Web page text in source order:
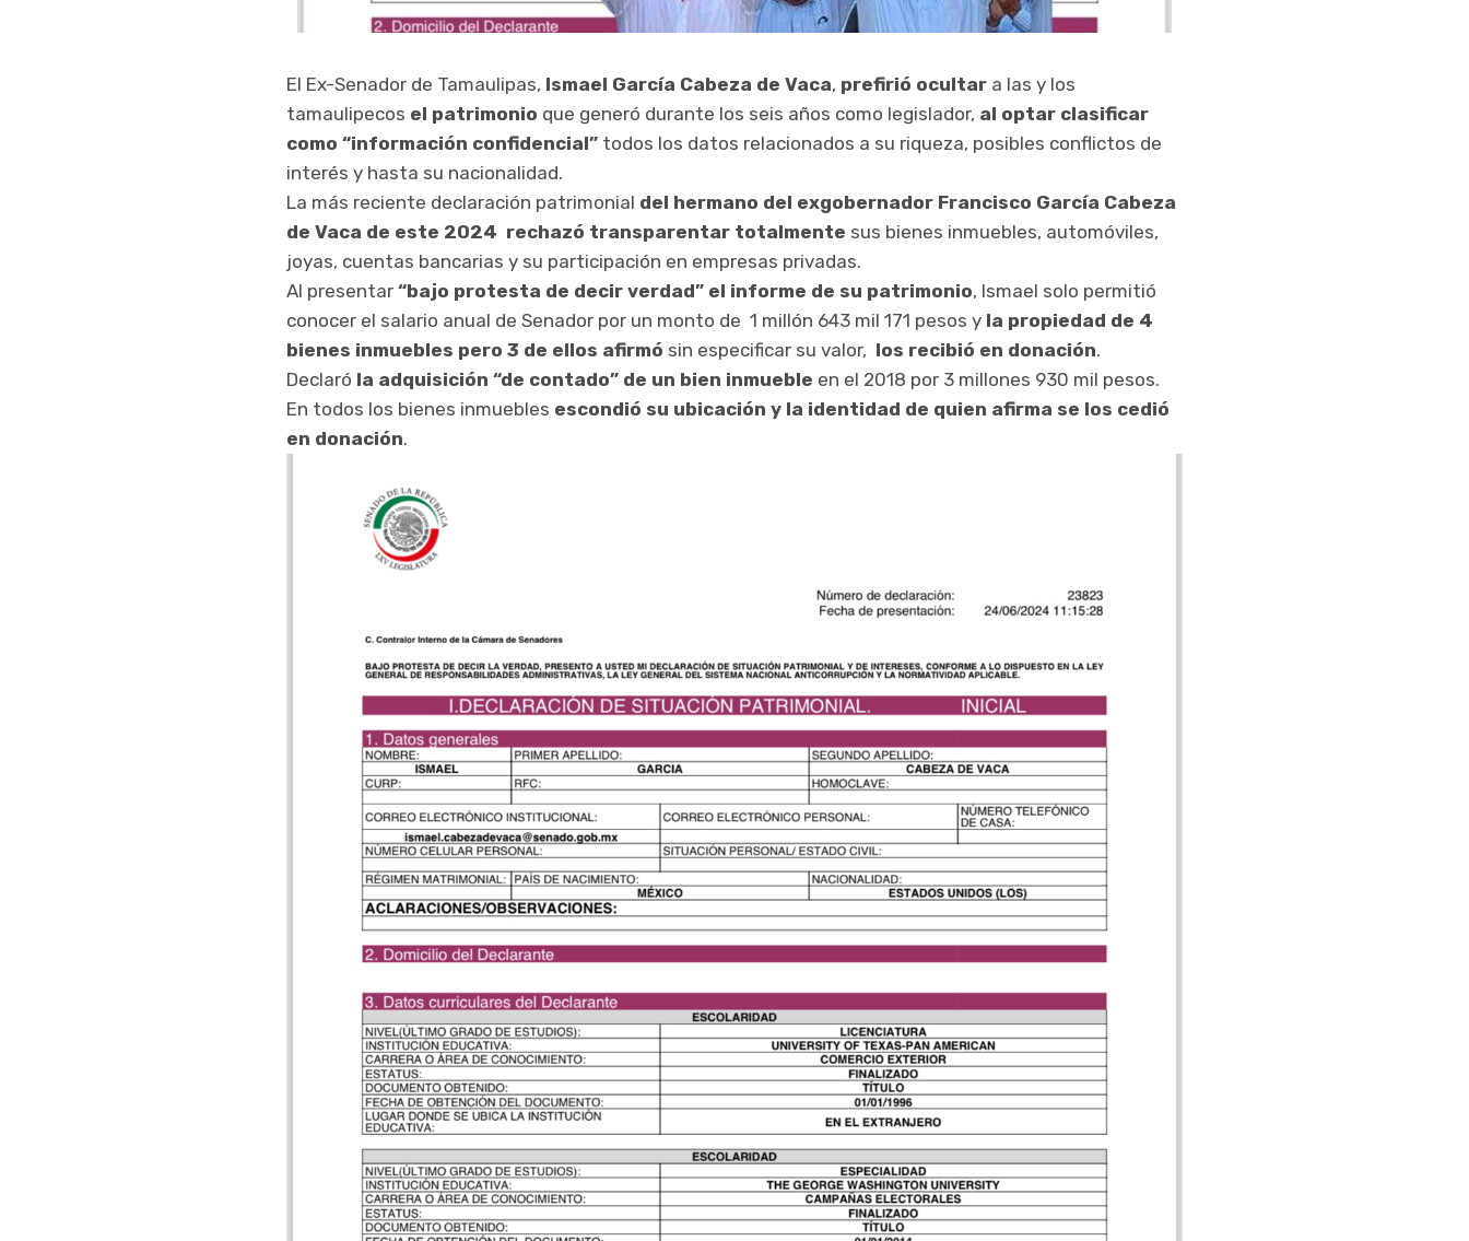
El Ex-Senador de Tamaulipas, Ismael García Cabeza de Vaca, prefirió ocultar a las y los
tamaulipecos el patrimonio que generó durante los seis años como legislador, al optar clasificar
como “información confidencial” todos los datos relacionados a su riqueza, posibles conflictos de
interés y hasta su nacionalidad.
La más reciente declaración patrimonial del hermano del exgobernador Francisco García Cabeza
de Vaca de este 2024 rechazó transparentar totalmente sus bienes inmuebles, automóviles,
joyas, cuentas bancarias y su participación en empresas privadas.
Al presentar “bajo protesta de decir verdad” el informe de su patrimonio, Ismael solo permitió
conocer el salario anual de Senador por un monto de 1 millón 643 mil 171 pesos y la propiedad de 4
bienes inmuebles pero 3 de ellos afirmó sin especificar su valor, los recibió en donación.
Declaró la adquisición “de contado” de un bien inmueble en el 2018 por 3 millones 930 mil pesos.
En todos los bienes inmuebles escondió su ubicación y la identidad de quien afirma se los cedió
en donación.